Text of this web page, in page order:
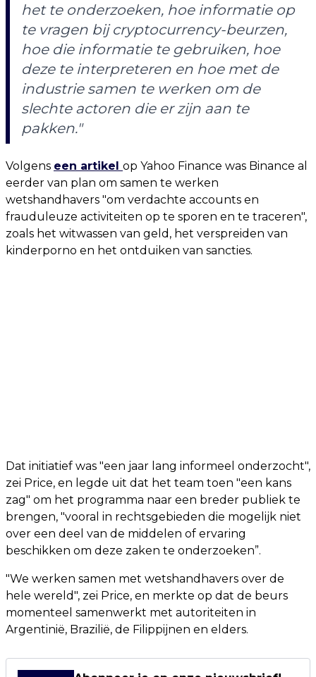
het te onderzoeken, hoe informatie op
te vragen bij cryptocurrency-beurzen,
hoe die informatie te gebruiken, hoe
deze te interpreteren en hoe met de
industrie samen te werken om de
slechte actoren die er zijn aan te
pakken."
Volgens een artikel op Yahoo Finance was Binance al
eerder van plan om samen te werken
wetshandhavers "om verdachte accounts en
frauduleuze activiteiten op te sporen en te traceren",
zoals het witwassen van geld, het verspreiden van
kinderporno en het ontduiken van sancties.
Dat initiatief was "een jaar lang informeel onderzocht",
zei Price, en legde uit dat het team toen "een kans
zag" om het programma naar een breder publiek te
brengen, "vooral in rechtsgebieden die mogelijk niet
over een deel van de middelen of ervaring
beschikken om deze zaken te onderzoeken”.
"We werken samen met wetshandhavers over de
hele wereld", zei Price, en merkte op dat de beurs
momenteel samenwerkt met autoriteiten in
Argentinië, Brazilië, de Filippijnen en elders.